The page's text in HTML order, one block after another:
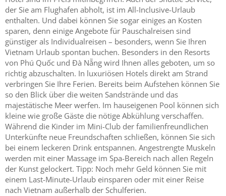
der Sie am Flughafen abholt, ist im All-Inclusive-Urlaub
enthalten. Und dabei können Sie sogar einiges an Kosten
sparen, denn einige Angebote für Pauschalreisen sind
günstiger als Individualreisen – besonders, wenn Sie Ihren
Vietnam Urlaub spontan buchen. Besonders in den Resorts
von Phú Quốc und Đà Nẵng wird Ihnen alles geboten, um so
richtig abzuschalten. In luxuriösen Hotels direkt am Strand
verbringen Sie Ihre Ferien. Bereits beim Aufstehen können Sie
so den Blick über die weiten Sandstrände und das
majestätische Meer werfen. Im hauseigenen Pool können sich
kleine wie große Gäste die nötige Abkühlung verschaffen.
Während die Kinder im Mini-Club der familienfreundlichen
Unterkünfte neue Freundschaften schließen, können Sie sich
bei einem leckeren Drink entspannen. Angestrengte Muskeln
werden mit einer Massage im Spa-Bereich nach allen Regeln
der Kunst gelockert. Tipp: Noch mehr Geld können Sie mit
einem Last-Minute-Urlaub einsparen oder mit einer Reise
nach Vietnam außerhalb der Schulferien.